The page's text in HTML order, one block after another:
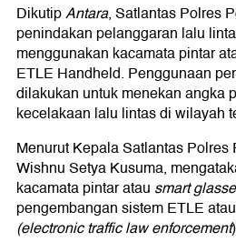
DikutipAntara, Satlantas Polres
penindakan pelanggaran lalu
menggunakan kacamata pintar
ETLE Handheld. Penggunaan
dilakukan untuk menekan angka
kecelakaan lalu lintas di wilayah
Menurut Kepala Satlantas
Wishnu Setya Kusuma,
kacamata pintar atau smart
pengembangan sistem ETLE
(electronic traffic law enforcement